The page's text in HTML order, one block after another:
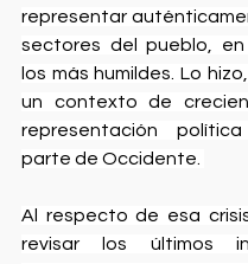
representar
sectores del pueblo,
los más humildes. Lo
un contexto de
representación
parte de Occidente.
Al respecto de esa
revisar los últimos